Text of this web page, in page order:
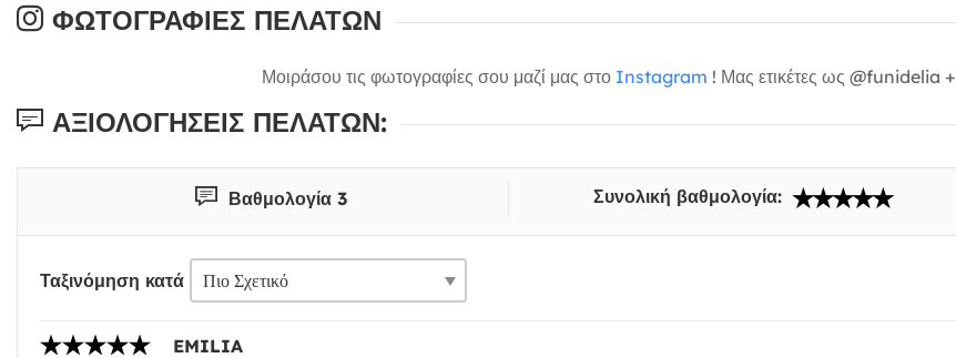
ΦΩΤΟΓΡΑΦΊΕΣ ΠΕΛΑΤΏΝ
Μοιράσου τις φωτογραφίες σου μαζί μας στο Instagram ! Μας ετικέτες ως @funidelia +
ΑΞΙΟΛΟΓΉΣΕΙΣ ΠΕΛΑΤΏΝ:
Βαθμολογία 3 Συνολική βαθμολογία:
Ταξινόμηση κατά
EMILIA